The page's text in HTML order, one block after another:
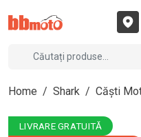
Home / Shark / Căști
LIVRARE GRATUITĂ